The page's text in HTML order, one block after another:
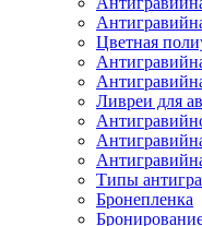
Цветная
Ливреи для
Типы
Бронепленка